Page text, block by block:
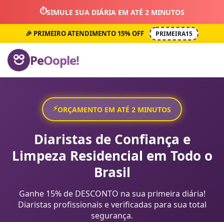
⏱️SIMULE SUA DIÁRIA EM ATÉ 2 MINUTOS
🎉 PRIMEIRO ATENDIMENTO 15% OFF PRIMEIRA15
PeOople!
⚡ORÇAMENTO EM ATÉ 2 MINUTOS
Diaristas de Confiança e
Limpeza Residencial em Todo o
Brasil
Ganhe 15% de DESCONTO na sua primeira diária!
Diaristas profissionais e verificadas para sua total
segurança.